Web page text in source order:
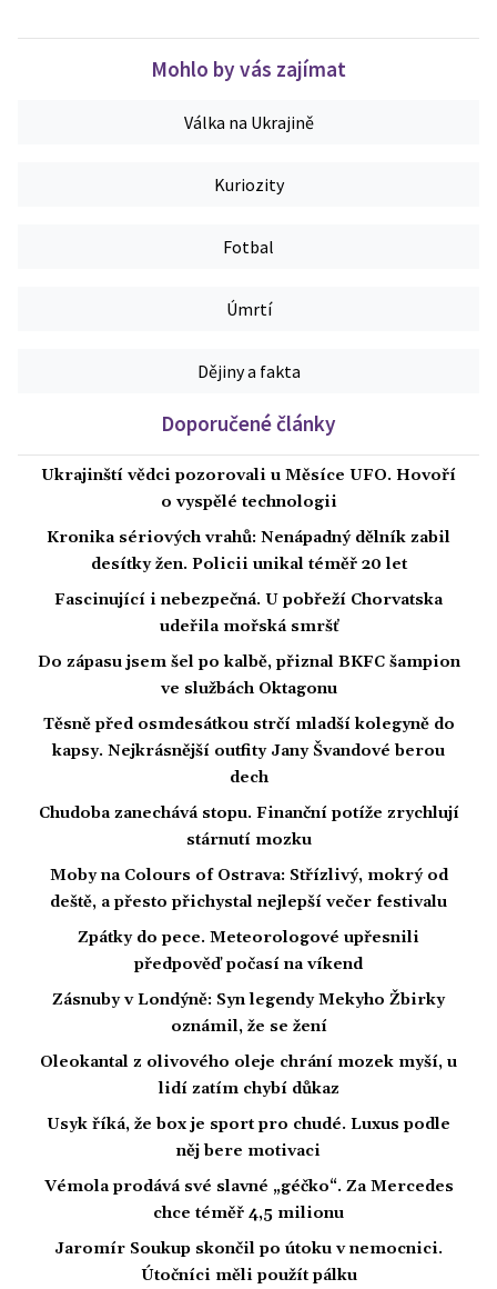
Mohlo by vás zajímat
Válka na Ukrajině
Kuriozity
Fotbal
Úmrtí
Dějiny a fakta
Doporučené články
Ukrajinští vědci pozorovali u Měsíce UFO. Hovoří
o vyspělé technologii
Kronika sériových vrahů: Nenápadný dělník zabil
desítky žen. Policii unikal téměř 20 let
Fascinující i nebezpečná. U pobřeží Chorvatska
udeřila mořská smršť
Do zápasu jsem šel po kalbě, přiznal BKFC šampion
ve službách Oktagonu
Těsně před osmdesátkou strčí mladší kolegyně do
kapsy. Nejkrásnější outfity Jany Švandové berou
dech
Chudoba zanechává stopu. Finanční potíže zrychlují
stárnutí mozku
Moby na Colours of Ostrava: Střízlivý, mokrý od
deště, a přesto přichystal nejlepší večer festivalu
Zpátky do pece. Meteorologové upřesnili
předpověď počasí na víkend
Zásnuby v Londýně: Syn legendy Mekyho Žbirky
oznámil, že se žení
Oleokantal z olivového oleje chrání mozek myší, u
lidí zatím chybí důkaz
Usyk říká, že box je sport pro chudé. Luxus podle
něj bere motivaci
Vémola prodává své slavné „géčko“. Za Mercedes
chce téměř 4,5 milionu
Jaromír Soukup skončil po útoku v nemocnici.
Útočníci měli použít pálku